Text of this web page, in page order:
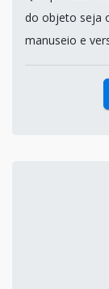
do objeto seja
manuseio e